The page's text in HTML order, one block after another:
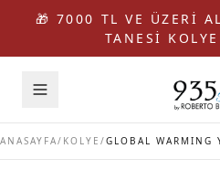
🎁 7000 TL VE ÜZERİ
TANESİ
ANASAYFA/ KOLYE /